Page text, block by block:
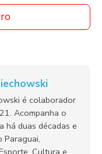
é colaborador
Acompanha o
há duas décadas e
Paraguai,
Cultura e